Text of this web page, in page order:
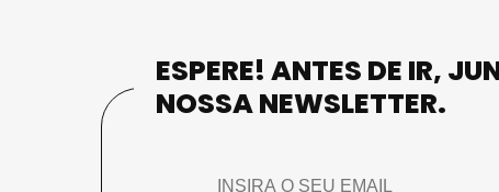
ESPERE! ANTES DE IR,
NOSSA NEWSLETTER.